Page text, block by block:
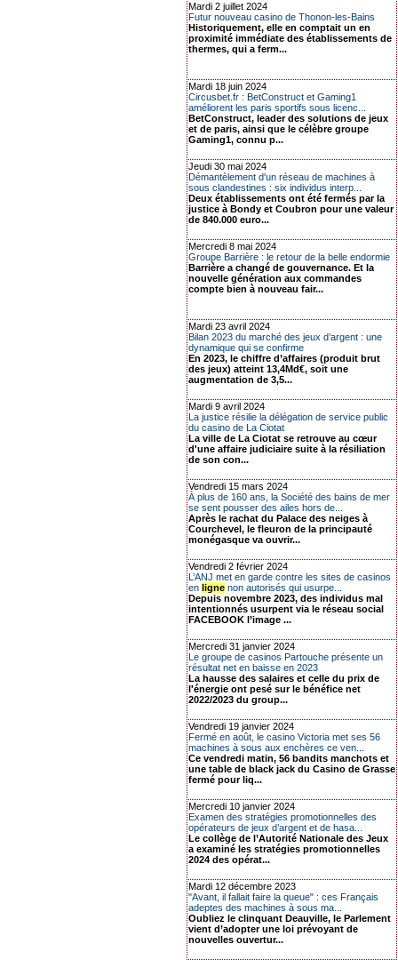
Mardi 2 juillet 2024
Futur nouveau casino de Thonon-les-Bains
Historiquement, elle en comptait un en
proximité immédiate des établissements de
thermes, qui a ferm...
Mardi 18 juin 2024
Circusbet.fr : BetConstruct et Gaming1
améliorent les paris sportifs sous licenc...
BetConstruct, leader des solutions de jeux
et de paris, ainsi que le célèbre groupe
Gaming1, connu p...
Jeudi 30 mai 2024
Démantèlement d'un réseau de machines à
sous clandestines : six individus interp...
Deux établissements ont été fermés par la
justice à Bondy et Coubron pour une valeur
de 840.000 euro...
Mercredi 8 mai 2024
Groupe Barrière : le retour de la belle endormie
Barrière a changé de gouvernance. Et la
nouvelle génération aux commandes
compte bien à nouveau fair...
Mardi 23 avril 2024
Bilan 2023 du marché des jeux d’argent : une
dynamique qui se confirme
En 2023, le chiffre d’affaires (produit brut
des jeux) atteint 13,4Md€, soit une
augmentation de 3,5...
Mardi 9 avril 2024
La justice résilie la délégation de service public
du casino de La Ciotat
La ville de La Ciotat se retrouve au cœur
d'une affaire judiciaire suite à la résiliation
de son con...
Vendredi 15 mars 2024
À plus de 160 ans, la Société des bains de mer
se sent pousser des ailes hors de...
Après le rachat du Palace des neiges à
Courchevel, le fleuron de la principauté
monégasque va ouvrir...
Vendredi 2 février 2024
L’ANJ met en garde contre les sites de casinos
en ligne non autorisés qui usurpe...
Depuis novembre 2023, des individus mal
intentionnés usurpent via le réseau social
FACEBOOK l’image ...
Mercredi 31 janvier 2024
Le groupe de casinos Partouche présente un
résultat net en baisse en 2023
La hausse des salaires et celle du prix de
l'énergie ont pesé sur le bénéfice net
2022/2023 du group...
Vendredi 19 janvier 2024
Fermé en août, le casino Victoria met ses 56
machines à sous aux enchères ce ven...
Ce vendredi matin, 56 bandits manchots et
une table de black jack du Casino de Grasse
fermé pour liq...
Mercredi 10 janvier 2024
Examen des stratégies promotionnelles des
opérateurs de jeux d’argent et de hasa...
Le collège de l’Autorité Nationale des Jeux
a examiné les stratégies promotionnelles
2024 des opérat...
Mardi 12 décembre 2023
"Avant, il fallait faire la queue" : ces Français
adeptes des machines à sous ma...
Oubliez le clinquant Deauville, le Parlement
vient d’adopter une loi prévoyant de
nouvelles ouvertur...